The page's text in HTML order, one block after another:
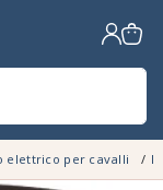
elettrico per cavalli